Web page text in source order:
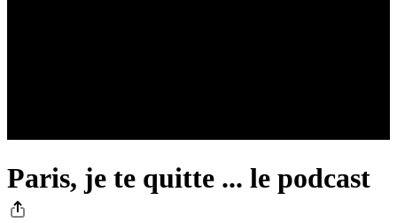
Paris, je te quitte ... le podcast